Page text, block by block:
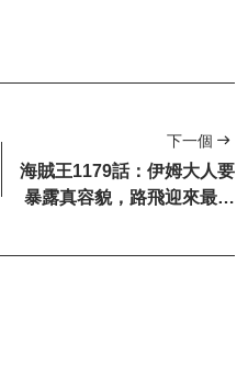
下一個
海賊王1179話：伊姆大人要
暴露真容貌，路飛迎來最強